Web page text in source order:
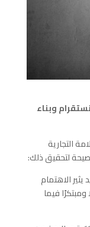
وبناء
التجارية
الاهتمام
فيما